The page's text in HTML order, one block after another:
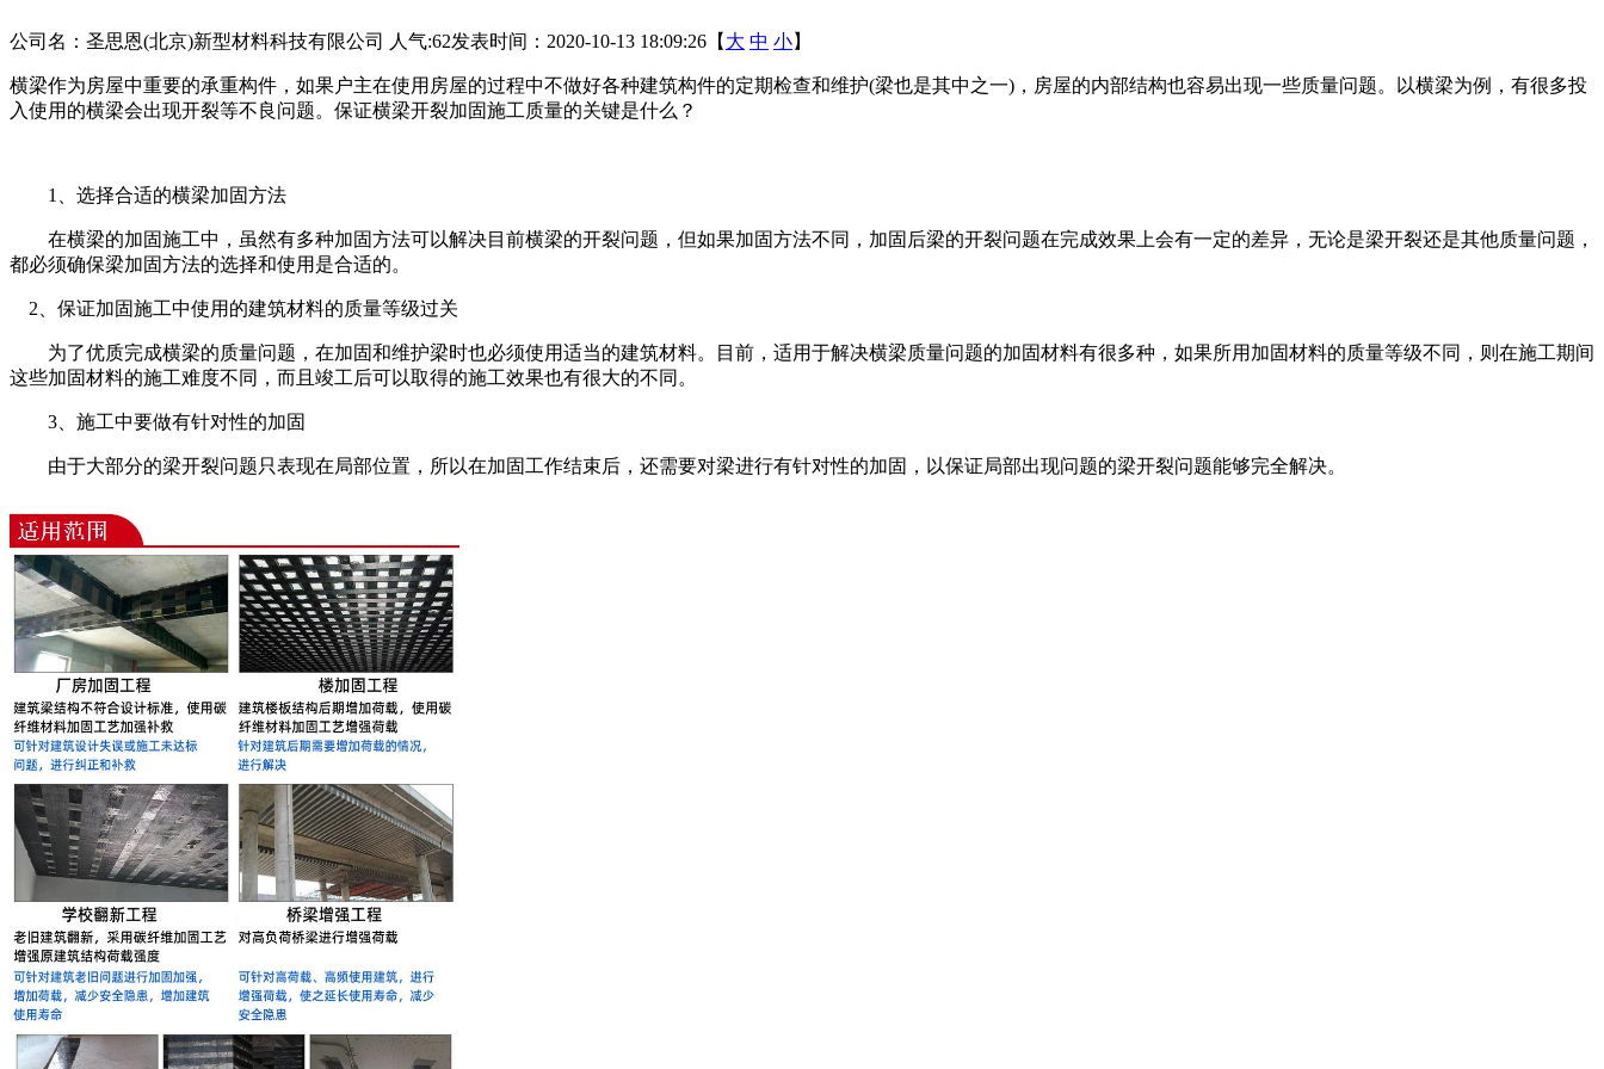
公司名：圣思恩(北京)新型材料科技有限公司 人气:62发表时间：2020-10-13 18:09:26【 大 中 小】
横梁作为房屋中重要的承重构件，如果户主在使用房屋的过程中不做好各种建筑构件的定期检查和维护(梁也是其中之一)，房屋的内部结构也容易出现一些质量问题。以横梁为例，有很多投
入使用的横梁会出现开裂等不良问题。保证横梁开裂加固施工质量的关键是什么？
1、选择合适的横梁加固方法
在横梁的加固施工中，虽然有多种加固方法可以解决目前横梁的开裂问题，但如果加固方法不同，加固后梁的开裂问题在完成效果上会有一定的差异，无论是梁开裂还是其他质量问题，
都必须确保梁加固方法的选择和使用是合适的。
2、保证加固施工中使用的建筑材料的质量等级过关
为了优质完成横梁的质量问题，在加固和维护梁时也必须使用适当的建筑材料。目前，适用于解决横梁质量问题的加固材料有很多种，如果所用加固材料的质量等级不同，则在施工期间
这些加固材料的施工难度不同，而且竣工后可以取得的施工效果也有很大的不同。
3、施工中要做有针对性的加固
由于大部分的梁开裂问题只表现在局部位置，所以在加固工作结束后，还需要对梁进行有针对性的加固，以保证局部出现问题的梁开裂问题能够完全解决。